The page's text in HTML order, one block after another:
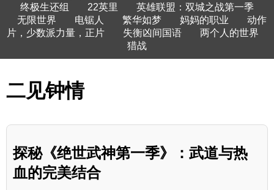
终极生还组
22英里
英雄联盟：双城之战第一季
无限世界
电锯人 繁华如梦 妈妈的职业
动作
片，少数派力量，正片
失衡凶间国语
两个人的世界
猎战
二见钟情
探秘《绝世武神第一季》：武道与热
血的完美结合